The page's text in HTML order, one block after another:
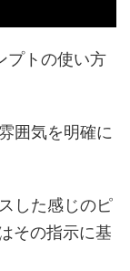
プトの使い方
囲気を明確に
した感じのピ
その指示に基